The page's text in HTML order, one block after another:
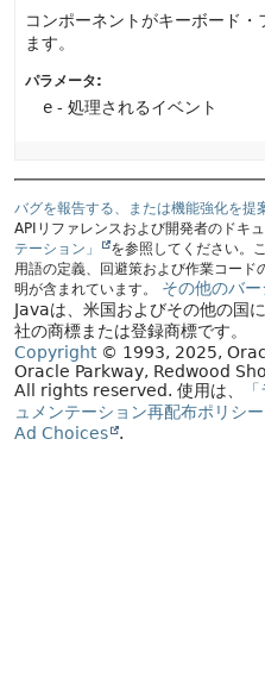
コンポーネントがキーボード
ます。
パラメータ:
e - 処理されるイベント
バグを報告する、または機能強化を提
APIリファレンスおよび開発者のドキュ
テーション」
を参照してください。
用語の定義、回避策および作業コー
明が含まれています。
その他のバー
Javaは、米国およびその他の国
社の商標または登録商標です。
Copyright© 1993, 2025,
Oracle Parkway, Redwood
All rights reserved. 使用は、
ュメンテーション再配布ポリシー
Ad Choices
.